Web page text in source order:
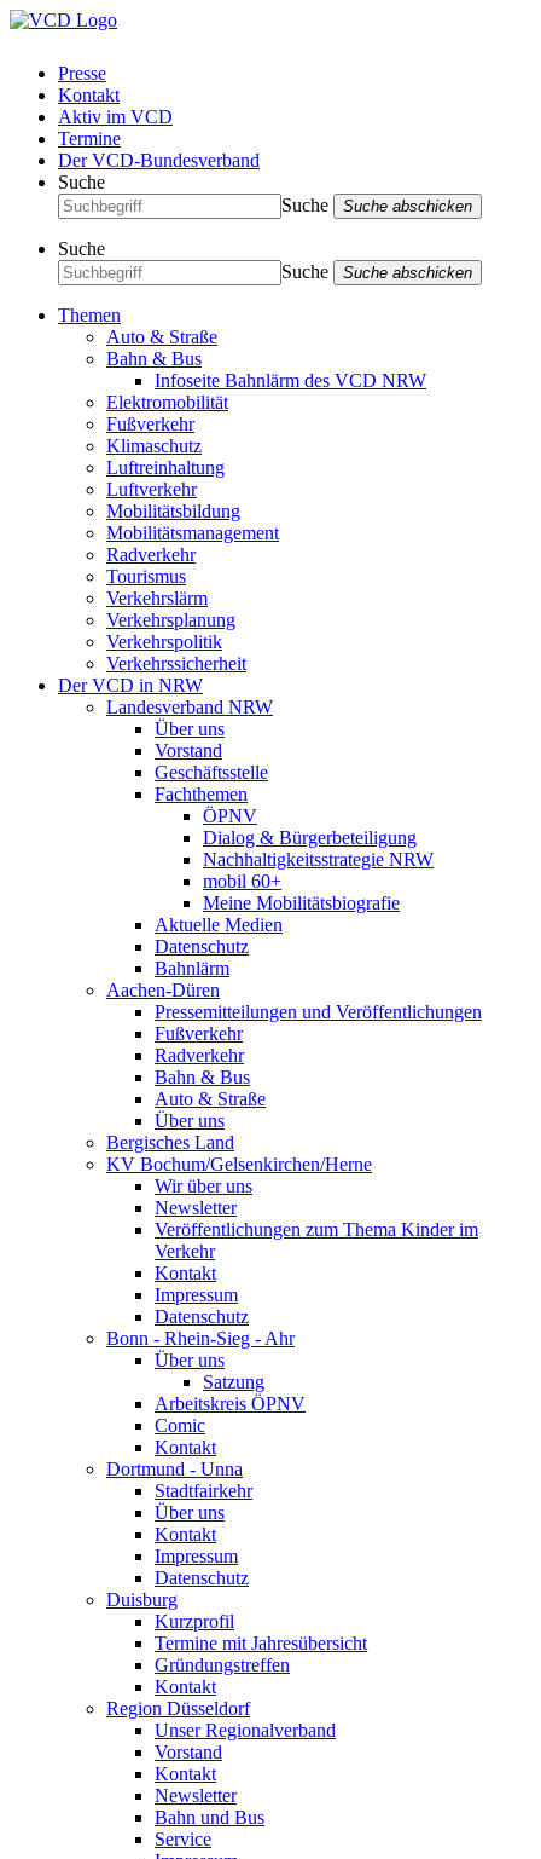
Presse
Kontakt
Aktiv im VCD
Termine
Der VCD-Bundesverband
Suche
Suche
Suche abschicken
Suche
Suche
Suche abschicken
Themen
Auto & Straße
Bahn & Bus
Infoseite Bahnlärm des VCD NRW
Elektromobilität
Fußverkehr
Klimaschutz
Luftreinhaltung
Luftverkehr
Mobilitätsbildung
Mobilitätsmanagement
Radverkehr
Tourismus
Verkehrslärm
Verkehrsplanung
Verkehrspolitik
Verkehrssicherheit
Der VCD in NRW
Landesverband NRW
Über uns
Vorstand
Geschäftsstelle
Fachthemen
ÖPNV
Dialog & Bürgerbeteiligung
Nachhaltigkeitsstrategie NRW
mobil 60+
Meine Mobilitätsbiografie
Aktuelle Medien
Datenschutz
Bahnlärm
Aachen-Düren
Pressemitteilungen und Veröffentlichungen
Fußverkehr
Radverkehr
Bahn & Bus
Auto & Straße
Über uns
Bergisches Land
KV Bochum/Gelsenkirchen/Herne
Wir über uns
Newsletter
Veröffentlichungen zum Thema Kinder im
Verkehr
Kontakt
Impressum
Datenschutz
Bonn - Rhein-Sieg - Ahr
Über uns
Satzung
Arbeitskreis ÖPNV
Comic
Kontakt
Dortmund - Unna
Stadtfairkehr
Über uns
Kontakt
Impressum
Datenschutz
Duisburg
Kurzprofil
Termine mit Jahresübersicht
Gründungstreffen
Kontakt
Region Düsseldorf
Unser Regionalverband
Vorstand
Kontakt
Newsletter
Bahn und Bus
Service